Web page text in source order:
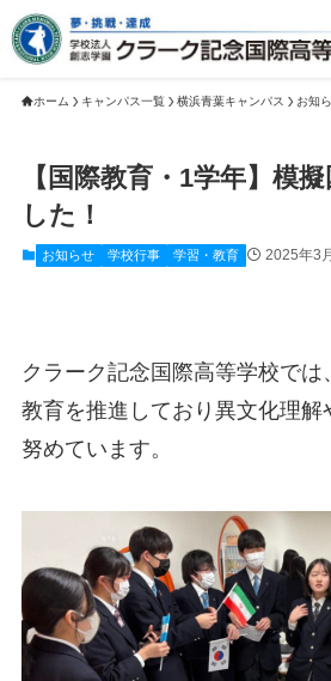
ホーム キャンパス一覧 横浜青葉キャンパス お知
【国際教育・1学年】模
した！
お知らせ 学校行事 学習・教育 2025年3
クラーク記念国際高等学校では
教育を推進しており異文化理解
努めています。